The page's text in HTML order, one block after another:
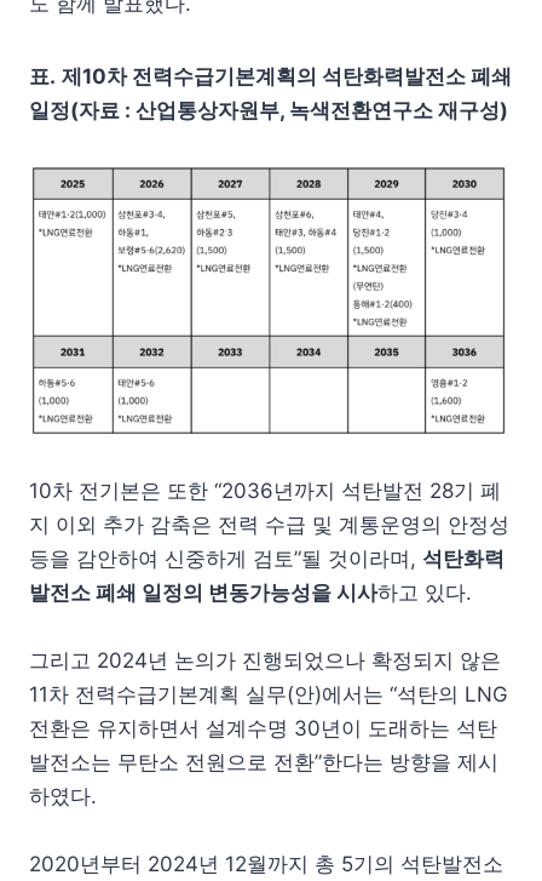
표. 제10차 전력수급기본계획의 석탄화력발전소 폐쇄
일정(자료 : 산업통상자원부, 녹색전환연구소 재구성)
10차 전기본은 또한 “2036년까지 석탄발전 28기 폐
지 이외 추가 감축은 전력 수급 및 계통운영의 안정성
등을 감안하여 신중하게 검토”될 것이라며, 석탄화력
발전소 폐쇄 일정의 변동가능성을 시사하고 있다.
그리고 2024년 논의가 진행되었으나 확정되지 않은
11차 전력수급기본계획 실무(안)에서는 “석탄의 LNG
전환은 유지하면서 설계수명 30년이 도래하는 석탄
발전소는 무탄소 전원으로 전환”한다는 방향을 제시
하였다.
2020년부터 2024년 12월까지 총 5기의 석탄발전소